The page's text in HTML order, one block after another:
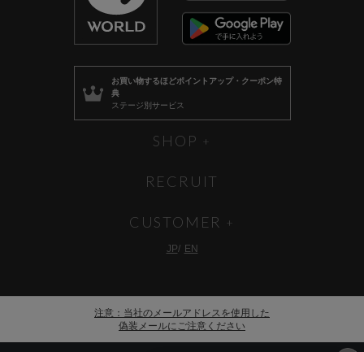
お買い物するほどポイントアップ・クーポン特
典
ステージ別サービス
SHOP
RECRUIT
CUSTOMER
JP EN
注意：当社のメールアドレスを使用した
偽装メールにご注意ください